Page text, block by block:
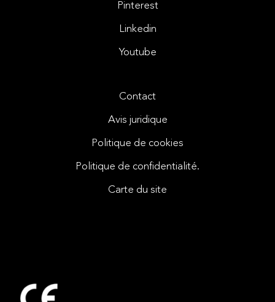
Pinterest
Linkedin
Youtube
Contact
Avis juridique
Politique de cookies
Politique de confidentialité.
Carte du site